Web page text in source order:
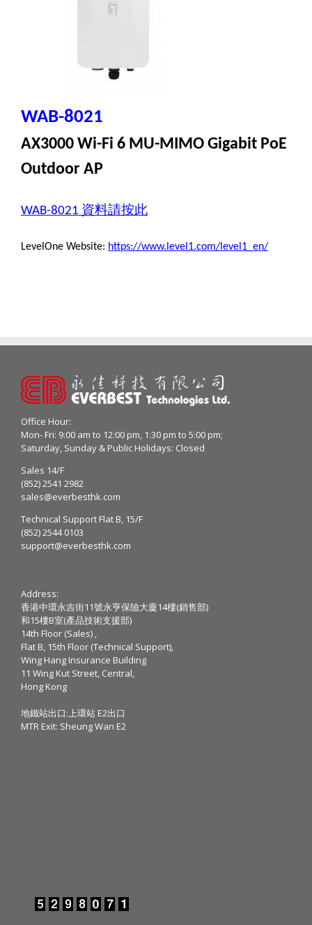
WAB-8021
AX3000 Wi-Fi 6 MU-MIMO Gigabit PoE
Outdoor AP
WAB-8021 資料請按此
LevelOne Website: https://www.level1.com/level1_en/
Office Hour:
Mon- Fri: 9:00 am to 12:00 pm, 1:30 pm to 5:00 pm;
Saturday, Sunday & Public Holidays: Closed
Sales 14/F
(852) 2541 2982
sales@everbesthk.com
Technical Support Flat B, 15/F
(852) 2544 0103
support@everbesthk.com
Address:
香港中環永吉街11號永亨保險大廈14樓(銷售部)
和15樓B室(產品技術支援部)
14th Floor (Sales) ,
Flat B, 15th Floor (Technical Support),
Wing Hang Insurance Building
11 Wing Kut Street, Central,
Hong Kong
地鐵站出口:上環站 E2出口
MTR Exit: Sheung Wan E2